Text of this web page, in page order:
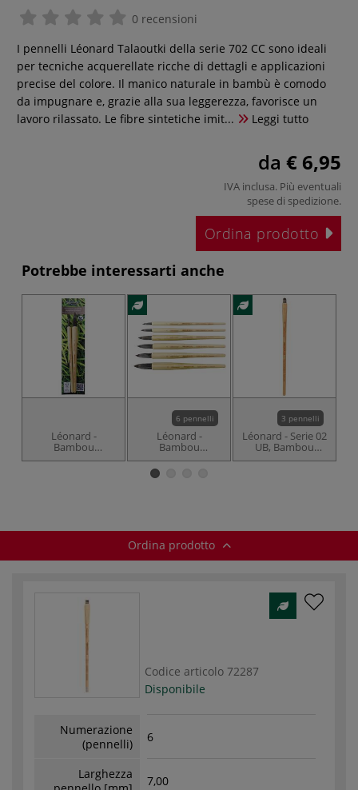
0 recensioni
I pennelli Léonard Talaoutki della serie 702 CC sono ideali
per tecniche acquerellate ricche di dettagli e applicazioni
precise del colore. Il manico naturale in bambù è comodo
da impugnare e, grazie alla sua leggerezza, favorisce un
lavoro rilassato. Le fibre sintetiche imit...
Leggi tutto
da € 6,95
IVA inclusa. Più eventuali
spese di spedizione.
Ordina prodotto
Potrebbe interessarti anche
Léonard -
Bambou
Talaoutki Serie
6 pennelli
Léonard -
Bambou
Talaoutki, Serie
702RO, Pennello
per acquerello
3 pennelli
Léonard - Serie 02
UB, Bambou
Talaoutki, Pennelli
Ordina prodotto
Codice articolo 72287
Disponibile
Numerazione
(pennelli)
6
Larghezza
7,00